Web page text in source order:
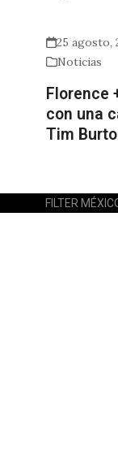
25 agosto,
Noticias
Florence
con una
Tim
FILTER